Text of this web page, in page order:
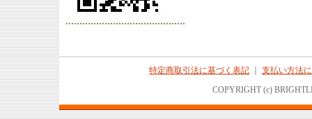
特定商取引法に基づく表記
支払い方法
COPYRIGHT (c)